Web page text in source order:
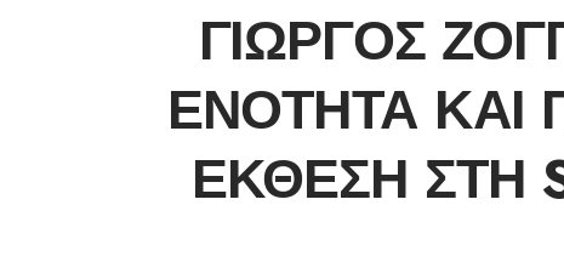
ΓΙΏΡΓΟΣ
ΕΝΌΤΗΤΑ ΚΑΙ
ΈΚΘΕΣΗ ΣΤΗ